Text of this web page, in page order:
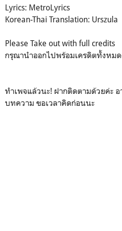
Lyrics: MetroLyrics
Korean-Thai Translation: Urszula
Please Take out with full credits
กรุณานำออกไปพร้อมเครดิตทั้งหม
ทำเพจแล้วนะ! ฝากติดตามด้วยค่ะ อ
บทความ ขอเวลาคิดก่อนนะ